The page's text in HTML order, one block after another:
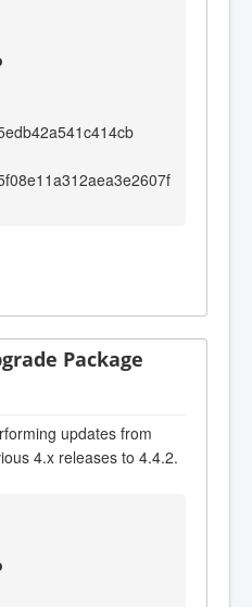
Package
updates from
4.x releases to 4.4.2.